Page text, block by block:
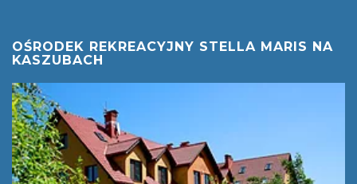
OŚRODEK REKREACYJNY STELLA MARIS NA
KASZUBACH